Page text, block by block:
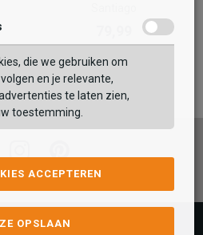
die we gebruiken om
en je relevante,
te laten zien,
toestemming.
ACCEPTEREN
OPSLAAN